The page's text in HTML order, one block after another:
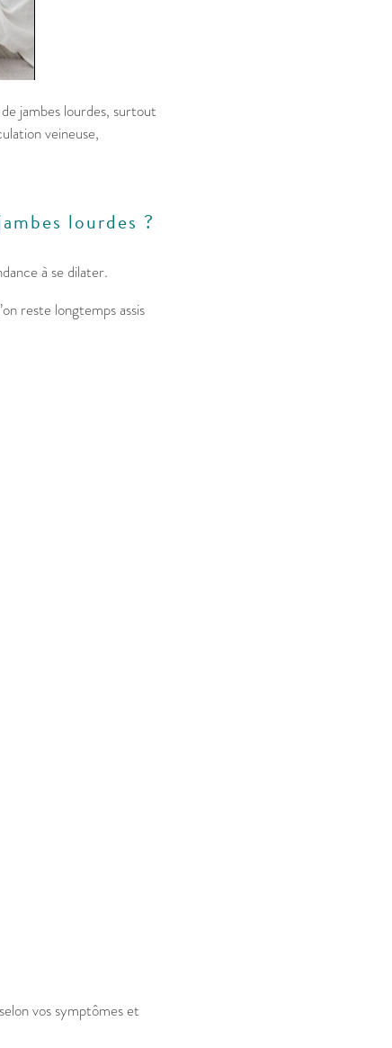
jambes lourdes, surtout
veineuse,
lourdes ?
à se dilater.
reste longtemps assis
vos symptômes et